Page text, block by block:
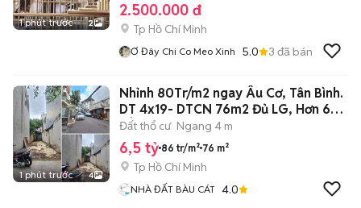
1 phút trước 2
2.500.000 đ
Tp Hồ Chí Minh
Ơ Đây Chi Co Meo Xinh 5.0 3 đã bán
1 phút trước 4
Nhỉnh 80Tr/m2 ngay Âu Cơ, Tân Bình.
DT 4x19- DTCN 76m2 Đủ LG, Hơn 6
TỶ
Đất thổ cư Ngang 4 m
6,5 tỷ 86 tr/m² 76 m²
Tp Hồ Chí Minh
NHÀ ĐẤT BÀU CÁT 4.0